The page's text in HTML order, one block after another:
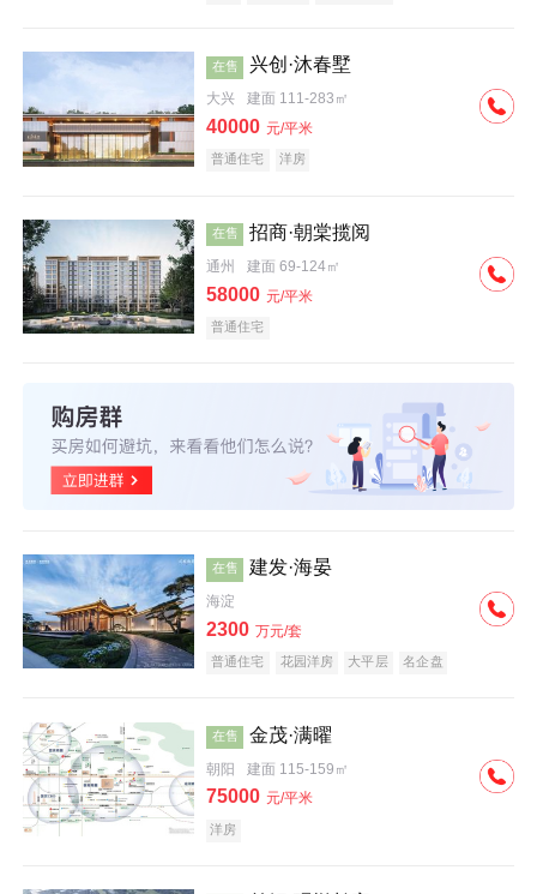
效果图 在售 兴创·沐春墅
大兴 建面 111-283㎡
40000 元/平米
普通住宅 洋房
在售 招商·朝棠揽阅
通州 建面 69-124㎡
58000 元/平米
普通住宅
在售 建发·海晏
海淀
2300 万元/套
普通住宅 花园洋房 大平层
名企盘
在售 金茂·满曜
朝阳 建面 115-159㎡
75000 元/平米
洋房